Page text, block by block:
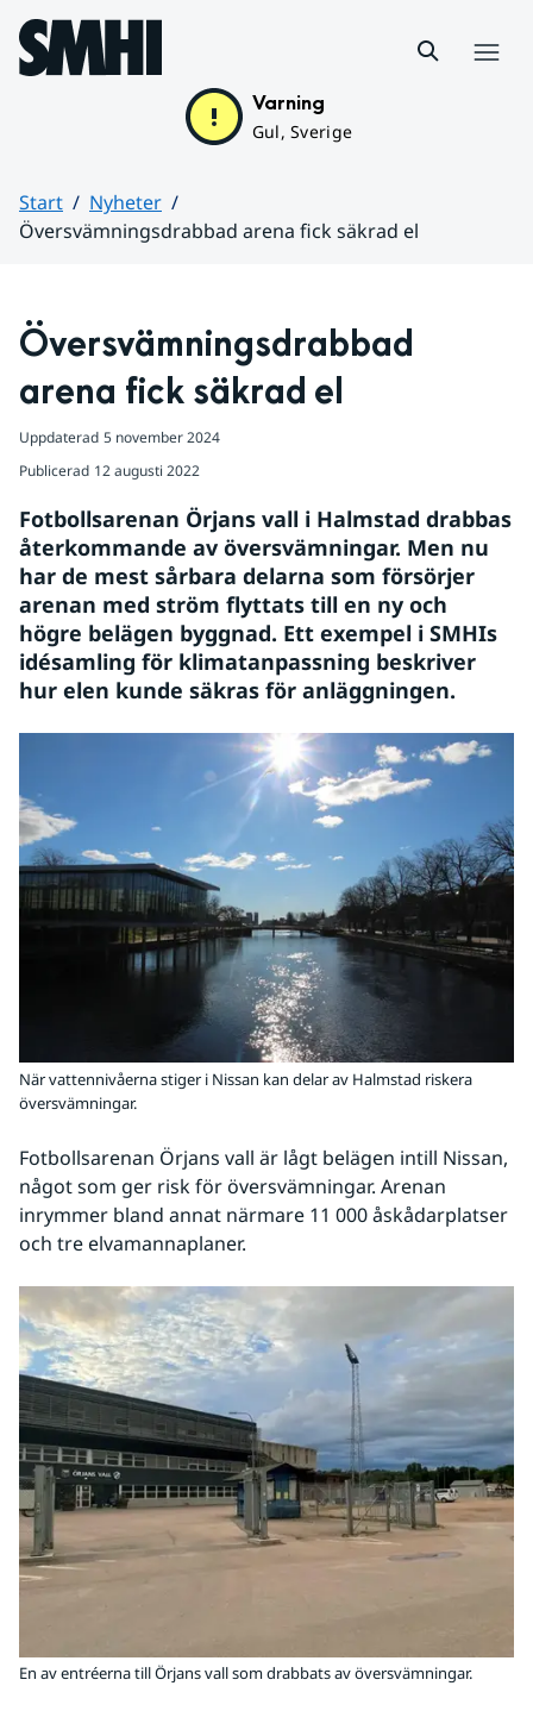
Hoppa till sidans innehåll
Varning
Gul, Sverige
Start
Nyheter
Översvämningsdrabbad arena fick säkrad el
Översvämningsdrabbad
arena fick säkrad el
Uppdaterad 5 november 2024
Publicerad 12 augusti 2022
Fotbollsarenan Örjans vall i Halmstad drabbas
återkommande av översvämningar. Men nu
har de mest sårbara delarna som försörjer
arenan med ström flyttats till en ny och
högre belägen byggnad. Ett exempel i SMHIs
idésamling för klimatanpassning beskriver
hur elen kunde säkras för anläggningen.
När vattennivåerna stiger i Nissan kan delar av Halmstad riskera
översvämningar.
Fotbollsarenan Örjans vall är lågt belägen intill Nissan,
något som ger risk för översvämningar. Arenan
inrymmer bland annat närmare 11 000 åskådarplatser
och tre elvamannaplaner.
En av entréerna till Örjans vall som drabbats av översvämningar.